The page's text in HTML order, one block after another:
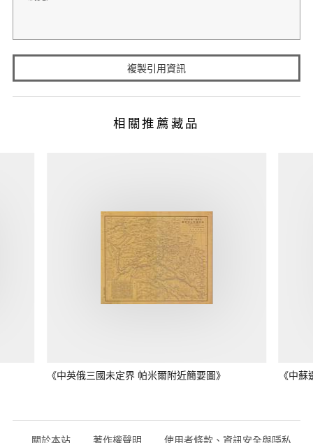
複製引用資訊
相關推薦藏品
《中英俄三國未定界 帕米爾附近簡要圖》 《中
關於本站 著作權聲明 使用者條款、資訊安全與隱私